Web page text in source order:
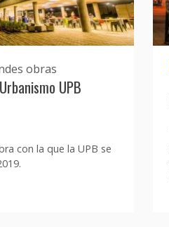
obras
UPB
con la que la UPB se